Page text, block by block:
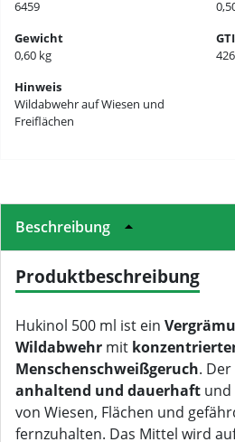
6459
Gewicht
0,60 kg
Hinweis
Wildabwehr auf Wiesen und
Freiflächen
Beschreibung
Produktbeschreibung
Hukinol 500 ml ist ein
Wildabwehr mit
Menschenschweißgeruch.
anhaltend und dauerhaft und
von Wiesen, Flächen und
fernzuhalten. Das Mittel wird